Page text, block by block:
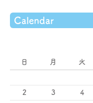
Calendar
日 月 火
2 3 4